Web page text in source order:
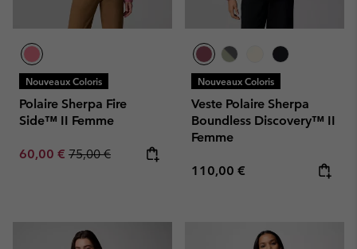
Nouveaux Coloris
Polaire Sherpa Fire
Side™ II Femme
Sale price:
60,00 € Regular price:
75,00 €
Nouveaux Coloris
Veste Polaire Sherpa
Boundless Discovery™ II
Femme
Regular price:
110,00 €